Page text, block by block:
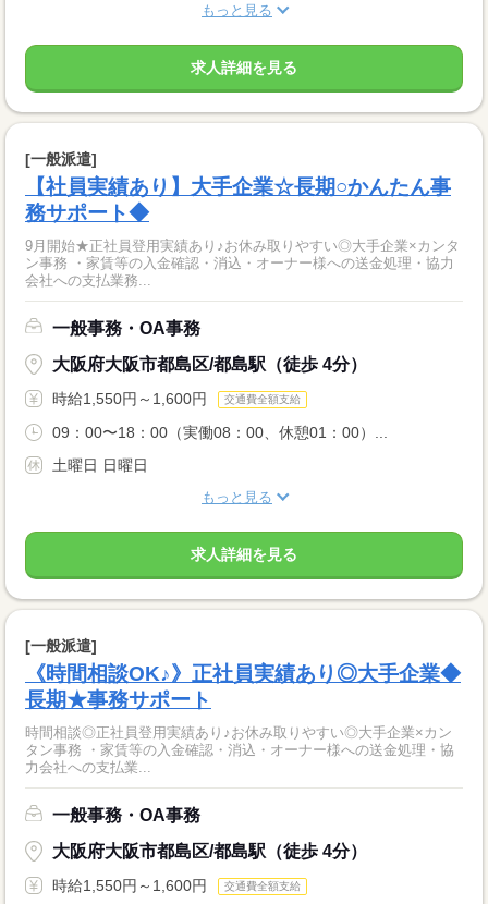
もっと見る
求人詳細を見る
[一般派遣]
【社員実績あり】大手企業☆長期○かんたん事
務サポート◆
9月開始★正社員登用実績あり♪お休み取りやすい◎大手企業×カンタ
ン事務 ・家賃等の入金確認・消込・オーナー様への送金処理・協力
会社への支払業務...
一般事務・OA事務
大阪府大阪市都島区/都島駅（徒歩 4分）
時給1,550円～1,600円 交通費全額支給
09：00〜18：00（実働08：00、休憩01：00）...
土曜日 日曜日
もっと見る
求人詳細を見る
[一般派遣]
《時間相談OK♪》正社員実績あり◎大手企業◆
長期★事務サポート
時間相談◎正社員登用実績あり♪お休み取りやすい◎大手企業×カン
タン事務 ・家賃等の入金確認・消込・オーナー様への送金処理・協
力会社への支払業...
一般事務・OA事務
大阪府大阪市都島区/都島駅（徒歩 4分）
時給1,550円～1,600円 交通費全額支給